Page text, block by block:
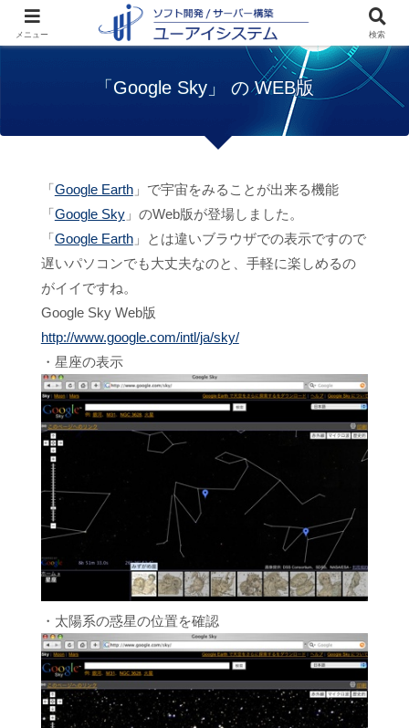
お知らせ
「Google Sky」 の WEB
版
「Google Sky」 の WEB版
「Google Earth」で宇宙をみることが出来る機能
「Google Sky」のWeb版が登場しました。
「Google Earth」とは違いブラウザでの表示ですので
遅いパソコンでも大丈夫なのと、手軽に楽しめるの
がイイですね。
Google Sky Web版
http://www.google.com/intl/ja/sky/
・星座の表示
・太陽系の惑星の位置を確認
メニュー 検索